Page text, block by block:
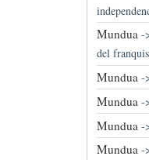
Mundua-
del
Mundua-
Mundua-
Mundua -
Mundua-